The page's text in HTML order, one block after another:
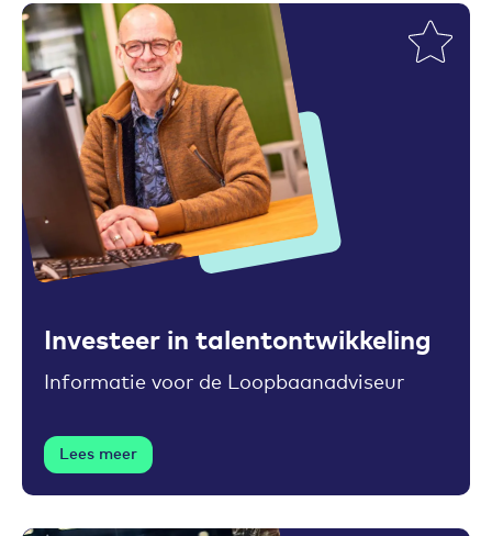
Toevoegen aan favorieten
Investeer in talentontwikkeling
Informatie voor de Loopbaanadviseur
Lees meer